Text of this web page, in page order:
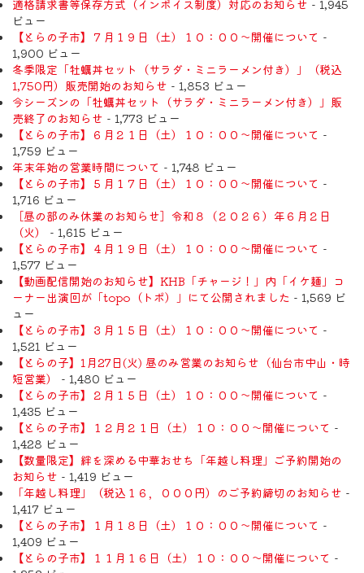
適格請求書等保存方式（インボイス制度）対応のお知らせ - 1,945
ビュー
【とらの子市】７月１９日（土）１０：００～開催について -
1,900 ビュー
冬季限定「牡蠣丼セット（サラダ・ミニラーメン付き）」（税込
1,750円）販売開始のお知らせ - 1,853 ビュー
今シーズンの「牡蠣丼セット（サラダ・ミニラーメン付き）」販
売終了のお知らせ - 1,773 ビュー
【とらの子市】６月２１日（土）１０：００～開催について -
1,759 ビュー
年末年始の営業時間について - 1,748 ビュー
【とらの子市】５月１７日（土）１０：００～開催について -
1,716 ビュー
［昼の部のみ休業のお知らせ］令和８（２０２６）年６月２日
（火）
- 1,615 ビュー
【とらの子市】４月１９日（土）１０：００～開催について -
1,577 ビュー
【動画配信開始のお知らせ】KHB「チャージ！」内「イケ麺」コ
ーナー出演回が「topo（トポ）」にて公開されました - 1,569 ビ
ュー
【とらの子市】３月１５日（土）１０：００～開催について -
1,521 ビュー
【とらの子】1月27日(火) 昼のみ営業のお知らせ（仙台市中山・時
短営業）
- 1,480 ビュー
【とらの子市】２月１５日（土）１０：００～開催について -
1,435 ビュー
【とらの子市】１２月２１日（土）１０：００～開催について -
1,428 ビュー
【数量限定】絆を深める中華おせち「年越し料理」ご予約開始の
お知らせ - 1,419 ビュー
「年越し料理」（税込１６，０００円）のご予約締切のお知らせ -
1,417 ビュー
【とらの子市】１月１８日（土）１０：００～開催について -
1,409 ビュー
【とらの子市】１１月１６日（土）１０：００～開催について -